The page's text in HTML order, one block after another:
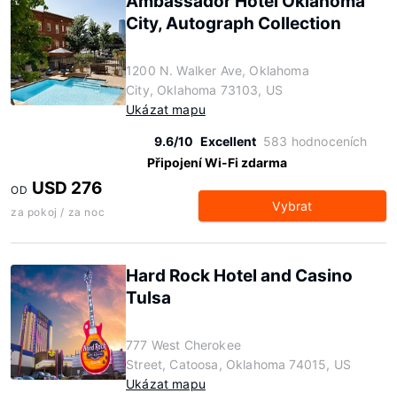
City, Autograph Collection
1200 N. Walker Ave, Oklahoma
City, Oklahoma 73103, US
Ukázat mapu
9.6/10 Excellent 583 hodnoceních
Připojení Wi-Fi zdarma
OD USD 276
za pokoj / za noc Vybrat
Hard Rock Hotel and Casino
Tulsa
777 West Cherokee
Street, Catoosa, Oklahoma 74015, US
Ukázat mapu